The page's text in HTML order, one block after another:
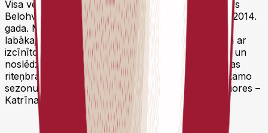
Visa vecuma meiteņu izlases darbu koordinēs Raivis
Belohvoščiks, kurš šos pienākumus veic jau kopš 2014.
gada. Meiteņu riteņbraukšanai šis bija viens no
labākajiem gadiem, jo Kate Ketrīna Skujiņa priecēja ar
izcīnīto septīto vietu Eiropas Jaunatnes Olimpiādē un
noslēdza vienošanos ar vienu no labākajām Eiropas
riteņbraukšanas komandām – “Watersley”. Uz nākamo
sezonu starptautiskajās sezonās būs vēl divas juniores –
Katrīna Amanda Kozlovska un Laura Klismete.